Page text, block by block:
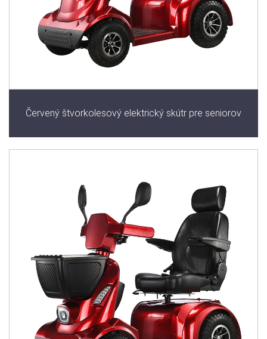
Červený štvorkolesový elektrický skútr pre seniorov